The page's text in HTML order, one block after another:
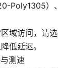
Poly1305）
域访问，请
低延迟。
测速